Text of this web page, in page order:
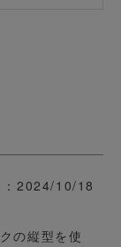
2024/10/18
の縦型を使